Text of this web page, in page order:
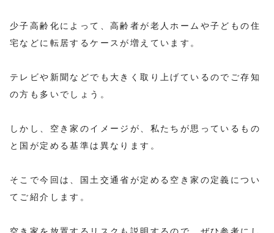
少子高齢化によって、高齢者が老人ホームや子どもの住
宅などに転居するケースが増えています。
テレビや新聞などでも大きく取り上げているのでご存知
の方も多いでしょう。
しかし、空き家のイメージが、私たちが思っているもの
と国が定める基準は異なります。
そこで今回は、国土交通省が定める空き家の定義につい
てご紹介します。